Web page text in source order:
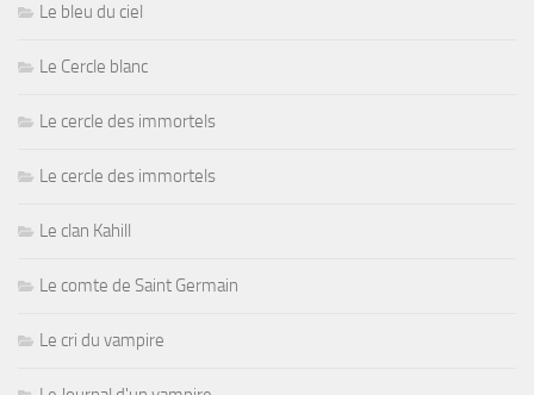
Le bleu du ciel
Le Cercle blanc
Le cercle des immortels
Le cercle des immortels
Le clan Kahill
Le comte de Saint Germain
Le cri du vampire